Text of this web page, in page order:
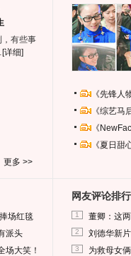
，有些事
[详细]
更多 >>
《先锋
《综艺
《
《夏日
场红毯
派头
场大笑！
网友评论排行
1 董卿：这
2 刘德华新
3 为救母女